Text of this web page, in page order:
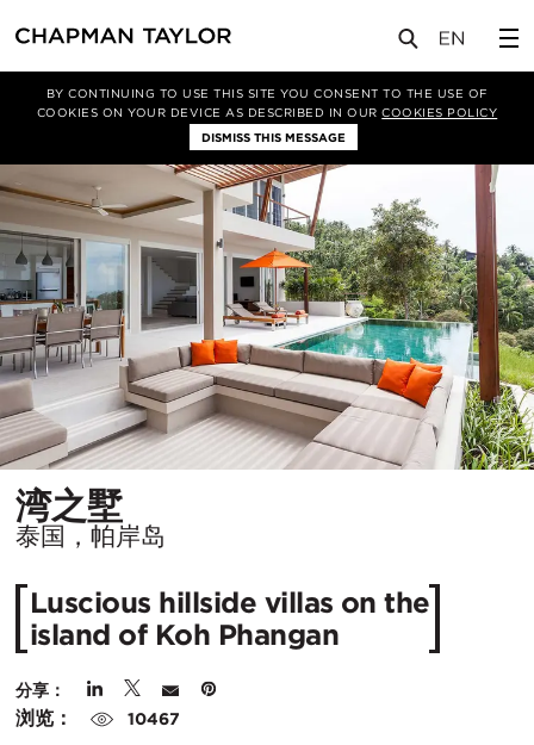
BY CONTINUING TO USE THIS SITE YOU CONSENT TO THE USE OF
COOKIES ON YOUR DEVICE AS DESCRIBED IN OURCOOKIES POLICY
DISMISS THIS MESSAGE
湾之墅
湾之墅所
在
市：
泰国，帕岸岛
Luscious hillside villas on the
island of Koh Phangan
分享：
浏览： 10467